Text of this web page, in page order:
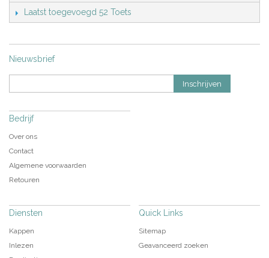
Laatst toegevoegd 52 Toets
Nieuwsbrief
Inschrijven
Bedrijf
Over ons
Contact
Algemene voorwaarden
Retouren
Diensten
Kappen
Inlezen
Quick Links
Sitemap
Geavanceerd zoeken